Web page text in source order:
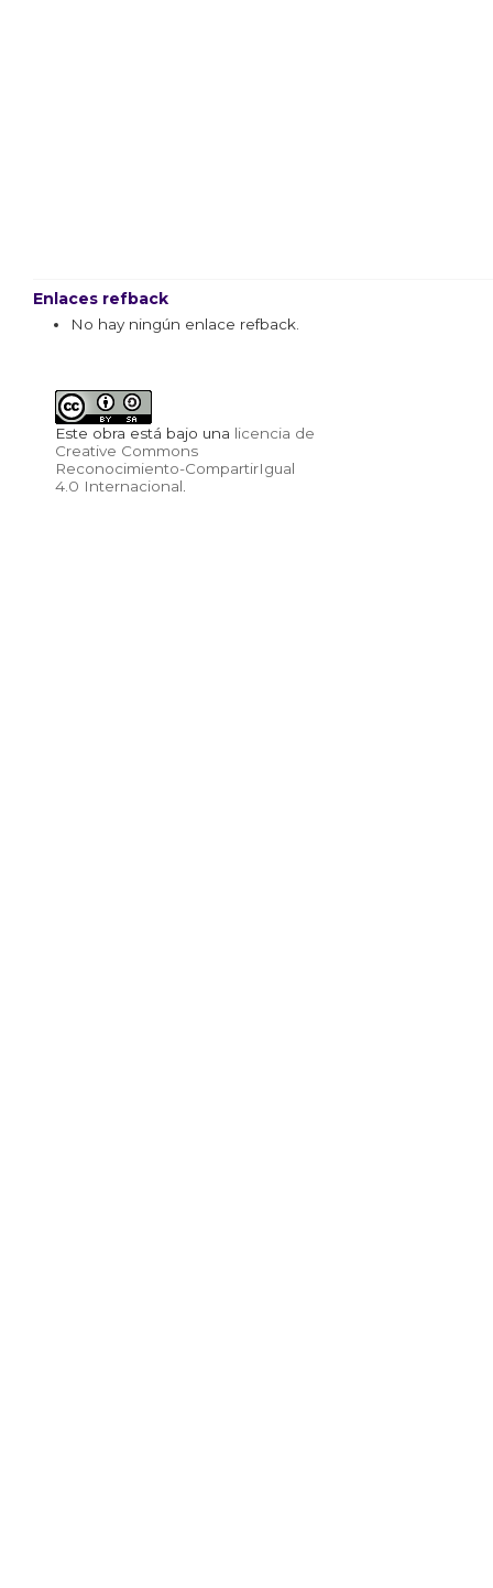
Enlaces refback
No hay ningún enlace refback.
Este obra está bajo una licencia de
Creative Commons
Reconocimiento-CompartirIgual
4.0 Internacional